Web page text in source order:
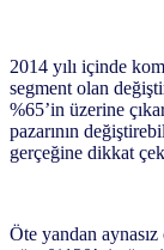
2014 yılı içinde
segment olan
%65’in üzerine
pazarının
gerçeğine dikkat
Öte yandan aynasız